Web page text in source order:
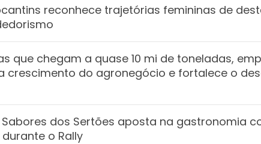
reconhece trajetórias femininas de
que chegam a quase 10 mi de toneladas,
crescimento do agronegócio e fortalece o
dos Sertões aposta na gastronomia
o Rally